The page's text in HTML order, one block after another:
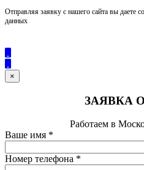
Отправляя заявку с нашего сайта вы даете
данных
×
ЗАЯВКА
Работаем в
Ваше имя *
Номер телефона *